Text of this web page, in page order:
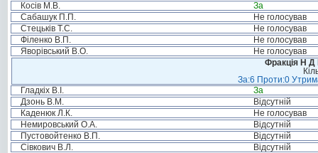
Косів М.В.
За
Сабашук П.П.
Не голосував
Стецьків Т.С.
Не голосував
Філенко В.П.
Не голосував
Яворівський В.О.
Не голосував
Фракція Н Д
За:6 Проти:0
Гладкіх В.І.
За
Дзонь В.М.
Відсутній
Каденюк Л.К.
Не голосував
Немировський О.А.
Відсутній
Пустовойтенко В.П.
Відсутній
Сівкович В.Л.
Відсутній